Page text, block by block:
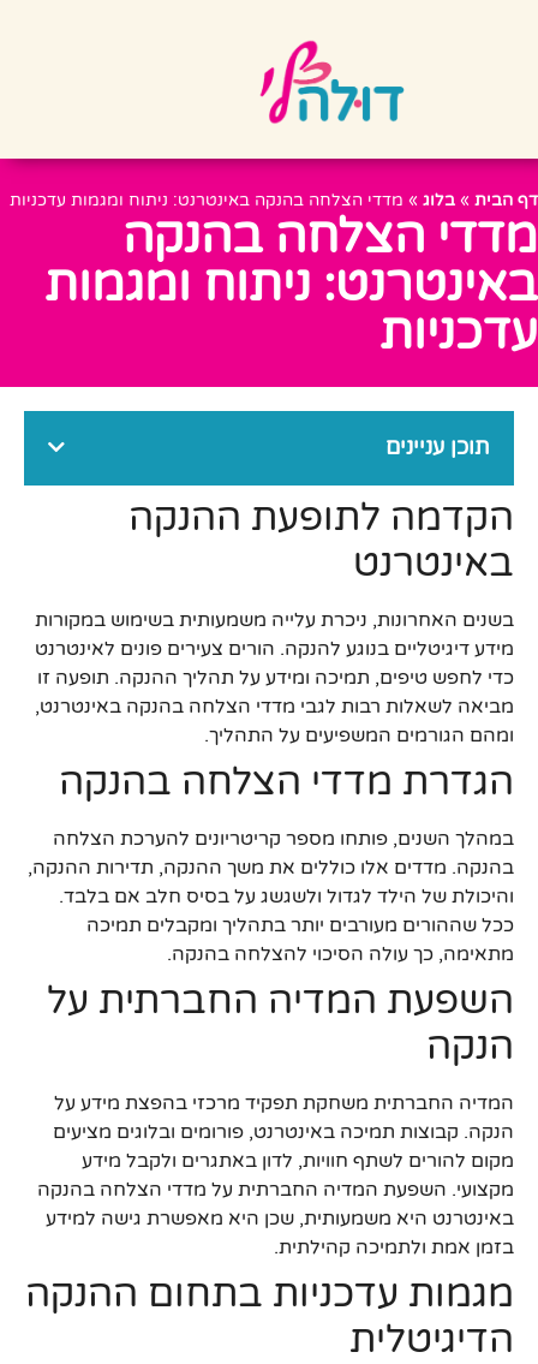
דף הבית » בלוג » מדדי הצלחה בהנקה באינטרנט: ניתוח ומגמות עדכניות
מדדי הצלחה בהנקה
באינטרנט: ניתוח ומגמות
עדכניות
תוכן עניינים
הקדמה לתופעת ההנקה
באינטרנט
בשנים האחרונות, ניכרת עלייה משמעותית בשימוש במקורות
מידע דיגיטליים בנוגע להנקה. הורים צעירים פונים לאינטרנט
כדי לחפש טיפים, תמיכה ומידע על תהליך ההנקה. תופעה זו
מביאה לשאלות רבות לגבי מדדי הצלחה בהנקה באינטרנט,
ומהם הגורמים המשפיעים על התהליך.
הגדרת מדדי הצלחה בהנקה
במהלך השנים, פותחו מספר קריטריונים להערכת הצלחה
בהנקה. מדדים אלו כוללים את משך ההנקה, תדירות ההנקה,
והיכולת של הילד לגדול ולשגשג על בסיס חלב אם בלבד.
ככל שההורים מעורבים יותר בתהליך ומקבלים תמיכה
מתאימה, כך עולה הסיכוי להצלחה בהנקה.
השפעת המדיה החברתית על
הנקה
המדיה החברתית משחקת תפקיד מרכזי בהפצת מידע על
הנקה. קבוצות תמיכה באינטרנט, פורומים ובלוגים מציעים
מקום להורים לשתף חוויות, לדון באתגרים ולקבל מידע
מקצועי. השפעת המדיה החברתית על מדדי הצלחה בהנקה
באינטרנט היא משמעותית, שכן היא מאפשרת גישה למידע
בזמן אמת ולתמיכה קהילתית.
מגמות עדכניות בתחום ההנקה
הדיגיטלית